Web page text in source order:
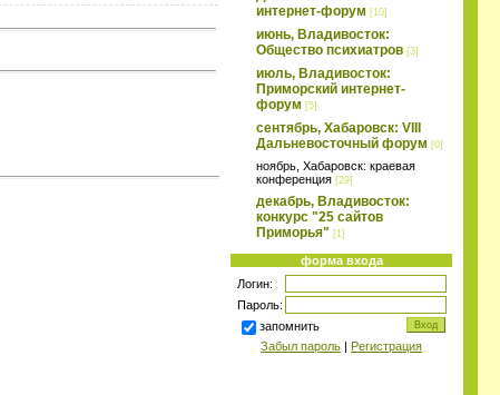
интернет-форум [10]
июнь, Владивосток:
Общество психиатров [3]
июль, Владивосток:
Приморский интернет-
форум [5]
сентябрь, Хабаровск: VIII
Дальневосточный форум [0]
ноябрь, Хабаровск: краевая
конференция [29]
декабрь, Владивосток:
конкурс "25 сайтов
Приморья" [1]
форма входа
Логин:
Пароль:
запомнить
Забыл пароль | Регистрация